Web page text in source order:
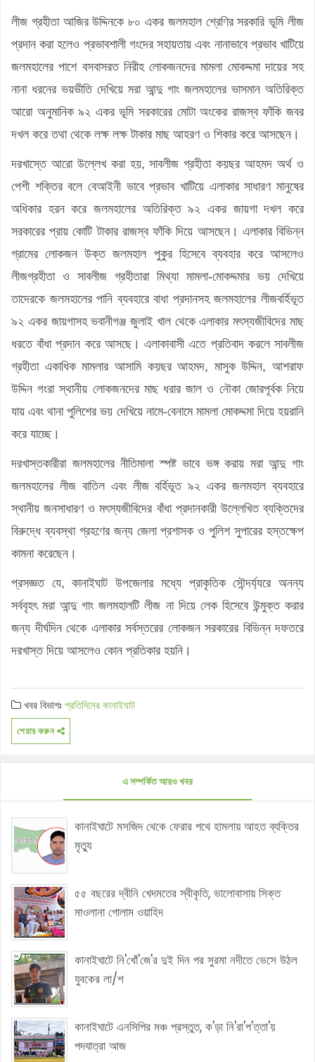
লীজ গ্রহীতা আজির উদ্দিনকে ৮০ একর জলমহাল শ্রেণির সরকারি ভূমি লীজ
প্রদান করা হলেও প্রভাবশালী গংদের সহায়তায় এবং নানাভাবে প্রভাব খাটিয়ে
জলমহালের পাশে বসবাসরত নিরীহ লোকজনদের মামলা মোকদ্দমা দায়ের সহ
নানা ধরনের ভয়ভীতি দেখিয়ে মরা আন্দু গাং জলমহালের ভাসমান অতিরিক্ত
আরো অনুমানিক ৯২ একর ভূমি সরকারের মোটা অংকের রাজস্ব ফাঁকি জবর
দখল করে তথা থেকে লক্ষ লক্ষ টাকার মাছ আহরণ ও শিকার করে আসছেন।
দরখাস্তে আরো উল্লেখ করা হয়, সাবলীজ গ্রহীতা কয়ছর আহমদ অর্থ ও
পেশী শক্তির বলে বেআইনী ভাবে প্রভাব খাটিয়ে এলাকার সাধারণ মানুষের
অধিকার হরন করে জলমহালের অতিরিক্ত ৯২ একর জায়গা দখল করে
সরকারের প্রায় কোটি টাকার রাজস্ব ফাঁকি দিয়ে আসছেন। এলাকার বিভিন্ন
গ্রামের লোকজন উক্ত জলমহাল পুকুর হিসেবে ব্যবহার করে আসলেও
লীজগ্রহীতা ও সাবলীজ গ্রহীতারা মিথ্যা মামলা-মোকদ্দমার ভয় দেখিয়ে
তাদেরকে জলমহালের পানি ব্যবহারে বাধা প্রদানসহ জলমহালের লীজবর্হিভূত
৯২ একর জায়গাসহ ভবানীগঞ্জ জুলাই খাল থেকে এলাকার মৎস্যজীবিদের মাছ
ধরতে বাঁধা প্রদান করে আসছে। এলাকাবাসী এতে প্রতিবাদ করলে সাবলীজ
গ্রহীতা একাধিক মামলার আসামি কয়ছর আহমদ, মাসুক উদ্দিন, আশরাফ
উদ্দিন গংরা স্থানীয় লোকজনদের মাছ ধরার জাল ও নৌকা জোরপূর্বক নিয়ে
যায় এবং থানা পুলিশের ভয় দেখিয়ে নামে-বেনামে মামলা মোকদ্দমা দিয়ে হয়রানি
করে যাচ্ছে।
দরখাস্তকারীরা জলমহালের নীতিমালা স্পষ্ট ভাবে ভঙ্গ করায় মরা আন্দু গাং
জলমহালের লীজ বাতিল এবং লীজ বর্হিভূত ৯২ একর জলমহাল ব্যবহারে
স্থানীয় জনসাধারণ ও মৎস্যজীবিদের বাঁধা প্রদানকারী উল্লেখিত ব্যক্তিদের
বিরুদ্ধে ব্যবস্থা গ্রহণের জন্য জেলা প্রশাসক ও পুলিশ সুপারের হস্তক্ষেপ
কামনা করেছেন।
প্রসজ্ঞত যে, কানাইঘাট উপজেলার মধ্যে প্রাকৃতিক সৌন্দর্য্যরে অনন্য
সর্ববৃহৎ মরা আন্দু গাং জলমহালটি লীজ না দিয়ে লেক হিসেবে উন্মুক্ত করার
জন্য দীর্ঘদিন থেকে এলাকার সর্বস্তরের লোকজন সরকারের বিভিন্ন দফতরে
দরখাস্ত দিয়ে আসলেও কোন প্রতিকার হয়নি।
খবর বিভাগঃপ্রতিদিনের কানাইঘাট
শেয়ার করুন
এ সম্পর্কিত আরও খবর
কানাইঘাটে মসজিদ থেকে ফেরার পথে হামলায় আহত ব্যক্তির
মৃত্যু
৫৫ বছরের দ্বীনি খেদমতের স্বীকৃতি, ভালোবাসায় সিক্ত
মাওলানা গোলাম ওয়াহিদ
কানাইঘাটে নি'খোঁ'জে'র দুই দিন পর সুরমা নদীতে ভেসে উঠল
যুবকের লা/শ
কানাইঘাটে এনসিপির মঞ্চ প্রস্তুত, ক'ড়া নি'রা'প'ত্তা'য়
পদযাত্রা আজ